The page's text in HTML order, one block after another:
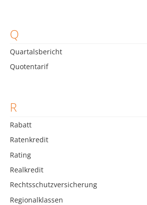
Q
Quartalsbericht
Quotentarif
R
Rabatt
Ratenkredit
Rating
Realkredit
Rechtsschutzversicherung
Regionalklassen